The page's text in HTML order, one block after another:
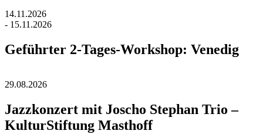
14.11.2026
- 15.11.2026
Geführter 2-Tages-Workshop: Venedig
29.08.2026
Jazzkonzert mit Joscho Stephan Trio –
KulturStiftung Masthoff